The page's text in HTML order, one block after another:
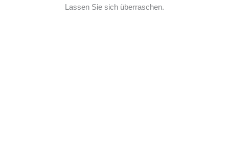
Lassen Sie sich überraschen.